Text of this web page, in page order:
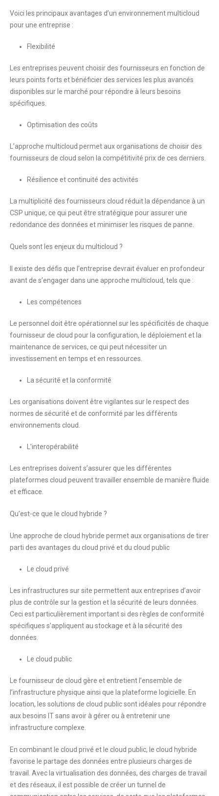
Voici les principaux avantages d’un environnement multicloud
pour une entreprise :
Flexibilité
Les entreprises peuvent choisir des fournisseurs en fonction de
leurs points forts et bénéficier des services les plus avancés
disponibles sur le marché pour répondre à leurs besoins
spécifiques.
Optimisation des coûts
L’approche multicloud permet aux organisations de choisir des
fournisseurs de cloud selon la compétitivité prix de ces derniers.
Résilience et continuité des activités
La multiplicité des fournisseurs cloud réduit la dépendance à un
CSP unique, ce qui peut être stratégique pour assurer une
redondance des données et minimiser les risques de panne.
Quels sont les enjeux du multicloud ?
Il existe des défis que l’entreprise devrait évaluer en profondeur
avant de s’engager dans une approche multicloud, tels que :
Les compétences
Le personnel doit être opérationnel sur les spécificités de chaque
fournisseur de cloud pour la configuration, le déploiement et la
maintenance de services, ce qui peut nécessiter un
investissement en temps et en ressources.
La sécurité et la conformité
Les organisations doivent être vigilantes sur le respect des
normes de sécurité et de conformité par les différents
environnements cloud.
L’interopérabilité
Les entreprises doivent s’assurer que les différentes
plateformes cloud peuvent travailler ensemble de manière fluide
et efficace.
Qu’est-ce que le cloud hybride ?
Une approche de cloud hybride permet aux organisations de tirer
parti des avantages du cloud privé et du cloud public
Le cloud privé
Les infrastructures sur site permettent aux entreprises d’avoir
plus de contrôle sur la gestion et la sécurité de leurs données.
Ceci est particulièrement important si des règles de conformité
spécifiques s’appliquent au stockage et à la sécurité des
données.
Le cloud public
Le fournisseur de cloud gère et entretient l’ensemble de
l’infrastructure physique ainsi que la plateforme logicielle. En
location, les solutions de cloud public sont idéales pour répondre
aux besoins IT sans avoir à gérer ou à entretenir une
infrastructure complexe.
En combinant le cloud privé et le cloud public, le cloud hybride
favorise le partage des données entre plusieurs charges de
travail. Avec la virtualisation des données, des charges de travail
et des réseaux, il est possible de créer un tunnel de